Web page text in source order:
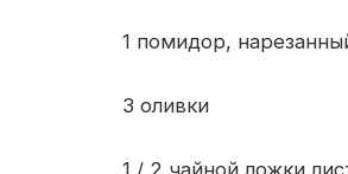
1 помидор,
3 оливки
1 / 2 чайной ложки